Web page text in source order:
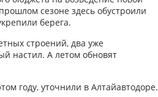
сезоне здесь обустроили
берега.
строений, два уже
настил. А летом обновят
году, уточнили в Алтайавтодоре.